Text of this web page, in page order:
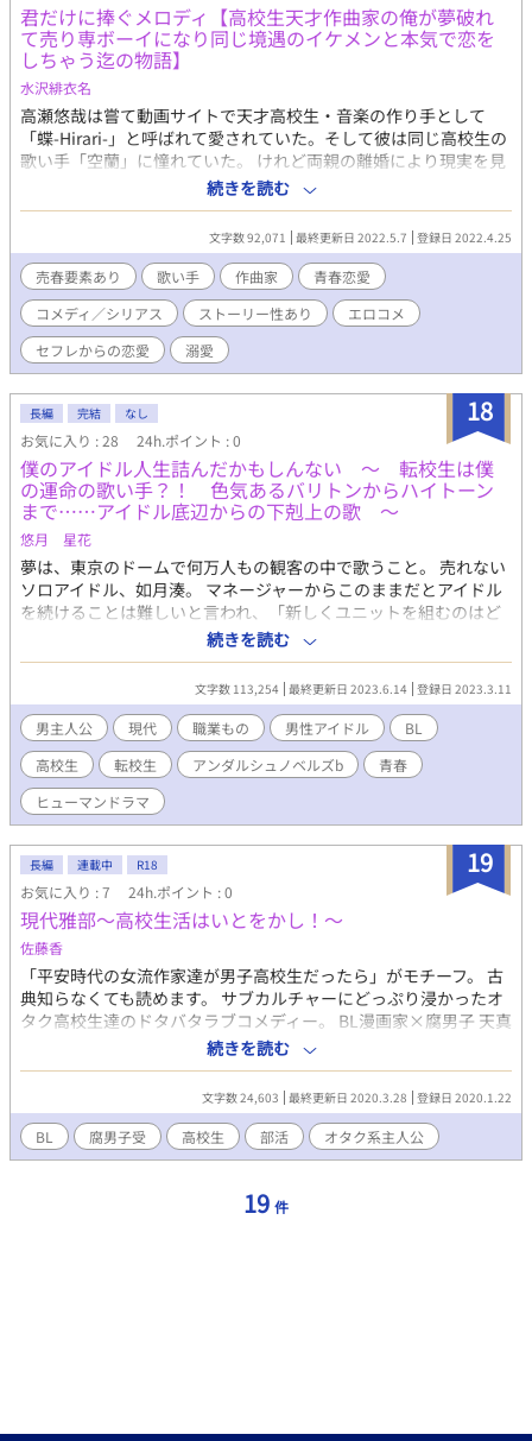
君だけに捧ぐメロディ【高校生天才作曲家の俺が夢破れ
て売り専ボーイになり同じ境遇のイケメンと本気で恋を
しちゃう迄の物語】
水沢緋衣名
高瀬悠哉は嘗て動画サイトで天才高校生・音楽の作り手として
「蝶-Hirari-」と呼ばれて愛されていた。そして彼は同じ高校生の
歌い手「空蘭」に憧れていた。 けれど両親の離婚により現実を見
る羽目に陥り、大好きだったギターをかつての家に置いたままで
大学に入学。悠哉の埋まらない心のスキマは売り専のバイトで埋
め、不埒な大学生活を送っていた。 ある日3Pをしに遊びにいった
先に、住む世界が違い過ぎて相容れないと感じていた同じ大学の
天才美少年・矢野夏樹がいて………？
続きを読む
文字数 92,071 最終更新日 2022.5.7 登録日 2022.4.25
売春要素あり 歌い手 作曲家
青春恋愛
コメディ／シリアス
ストーリー性あり
エロコメ
セフレからの恋愛
溺愛
18
長編 完結 なし
お気に入り : 28 24h.ポイント : 0
僕のアイドル人生詰んだかもしんない ～ 転校生は僕
の運命の歌い手？！ 色気あるバリトンからハイトーン
まで……アイドル底辺からの下剋上の歌 ～
悠月 星花
夢は、東京のドームで何万人もの観客の中で歌うこと。 売れない
ソロアイドル、如月湊。 マネージャーからこのままだとアイドル
を続けることは難しいと言われ、「新しくユニットを組むのはど
うか？」と提案された。 今まで、一人でやってきた中、結果が残
せず悔しい思いを抱え、事務所を飛び出し駆け出した。 その先
で、耳に聞こえる童謡。男性ボーカルなのにハイトーンで歌われ
るそれにひかれるように追いかける。 ただ、見つけられず、事務
所へ戻った。マネージャーの提案を受け入れることになった湊。
次の日は早朝からの仕事。 明らかに後輩にバカにされ、イライラ
をかくせない。 感じの悪い転校生にぶつかり、さらにトップアイ
ドルのwing guysに宣戦布告した。 散々な1日の始まりから、動き
出す運命……。 湊は、トップアイドルとして花を咲かせることは
続きを読む
文字数 113,254 最終更新日 2023.6.14 登録日 2023.3.11
男主人公 現代 職業もの 男性アイドル
BL
高校生
転校生 アンダルシュノベルズb
青春
ヒューマンドラマ
19
長編 連載中 R18
お気に入り : 7 24h.ポイント : 0
現代雅部〜高校生活はいとをかし！〜
佐藤香
「平安時代の女流作家達が男子高校生だったら」がモチーフ。 古
典知らなくても読めます。 サブカルチャーにどっぷり浸かったオ
タク高校生達のドタバタラブコメディー。 BL漫画家×腐男子 天真
爛漫チャラ男×ツンデレ スポーツマン系コスプレイヤー×気弱歌
い手 王子系生徒会長×癒し系 以上のカップリングを予定してま
す。 ※R-18は今のところまだないです。
続きを読む
文字数 24,603 最終更新日 2020.3.28 登録日 2020.1.22
BL 腐男子受 高校生 部活 オタク系主人公
19 件